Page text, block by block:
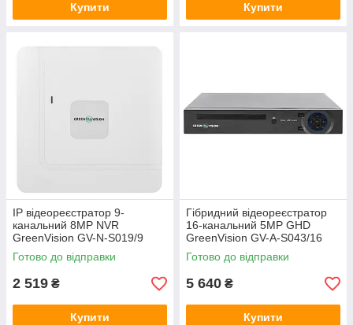
Купити Купити
IP відеореєстратор 9-
канальний 8MP NVR
GreenVision GV-N-S019/9
(Lite)
Готово до відправки
2 519 ₴
Купити
Гібридний відеореєстратор
16-канальний 5MP GHD
GreenVision GV-A-S043/16
Готово до відправки
5 640 ₴
Купити